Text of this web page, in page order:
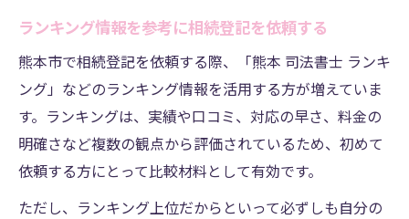
ランキング情報を参考に相続登記を依頼する
熊本市で相続登記を依頼する際、「熊本 司法書士 ランキ
ング」などのランキング情報を活用する方が増えていま
す。ランキングは、実績や口コミ、対応の早さ、料金の
明確さなど複数の観点から評価されているため、初めて
依頼する方にとって比較材料として有効です。
ただし、ランキング上位だからといって必ずしも自分の